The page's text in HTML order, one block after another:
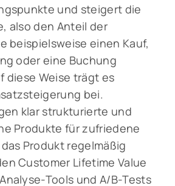
und steigert die
also den Anteil der
beispielsweise einen Kauf,
oder eine Buchung
diese Weise trägt es
bei.
klar strukturierte und
Produkte für zufriedene
Produkt regelmäßig
Customer Lifetime Value
Tools und A/B-Tests